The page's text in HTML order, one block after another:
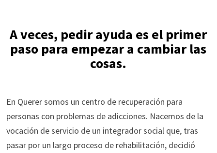
A veces, pedir ayuda es el primer
paso para empezar a cambiar las
cosas.
En Querer somos un centro de recuperación para
personas con problemas de adicciones. Nacemos de la
vocación de servicio de un integrador social que, tras
pasar por un largo proceso de rehabilitación, decidió